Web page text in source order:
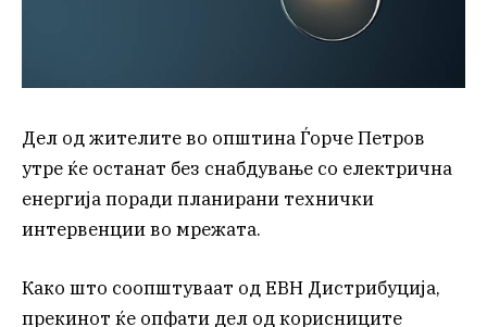
Дел од жителите во општина Ѓорче Петров
утре ќе останат без снабдување со електрична
енергија поради планирани технички
интервенции во мрежата.
Како што соопштуваат од ЕВН Дистрибуција,
прекинот ќе опфати дел од корисниците